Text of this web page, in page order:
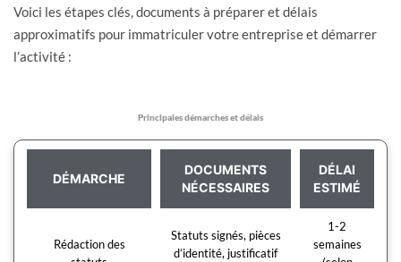
Voici les étapes clés, documents à préparer et délais
approximatifs pour immatriculer votre entreprise et démarrer
l’activité :
Principales démarches et délais
DÉMARCHE
DOCUMENTS
NÉCESSAIRES
DÉLAI
ESTIMÉ
Rédaction des
Statuts signés, pièces
d’identité, justificatif
1-2
semaines